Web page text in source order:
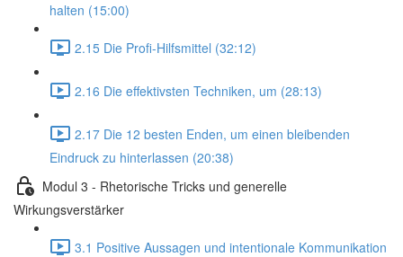
halten (15:00)
2.15 Die Profi-Hilfsmittel (32:12)
2.16 Die effektivsten Techniken, um (28:13)
2.17 Die 12 besten Enden, um einen bleibenden
Eindruck zu hinterlassen (20:38)
Modul 3 - Rhetorische Tricks und generelle
Wirkungsverstärker
3.1 Positive Aussagen und intentionale Kommunikation